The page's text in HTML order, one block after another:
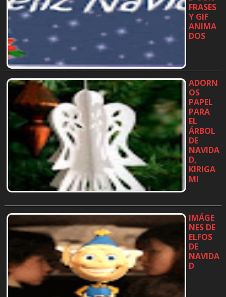
FRASES
Y GIF
ANIMA
DOS
ADORN
OS
PAPEL
PARA
EL
ÁRBOL
DE
NAVIDA
D,
KIRIGA
MI
IMÁGE
NES DE
ELFOS
DE
NAVIDA
D